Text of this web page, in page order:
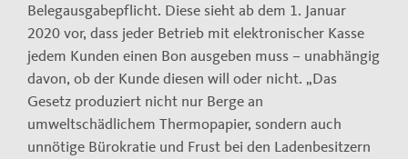
Belegausgabepflicht. Diese sieht ab dem 1. Januar
2020 vor, dass jeder Betrieb mit elektronischer Kasse
jedem Kunden einen Bon ausgeben muss – unabhängig
davon, ob der Kunde diesen will oder nicht. „Das
Gesetz produziert nicht nur Berge an
umweltschädlichem Thermopapier, sondern auch
unnötige Bürokratie und Frust bei den Ladenbesitzern